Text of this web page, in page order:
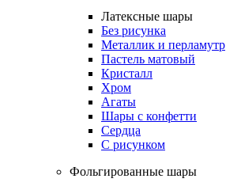
Латексные шары
Без рисунка
Металлик и перламутр
Пастель матовый
Кристалл
Хром
Агаты
Шары с конфетти
Сердца
С рисунком
Фольгированные шары